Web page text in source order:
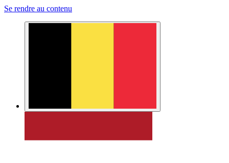
Se rendre au contenu